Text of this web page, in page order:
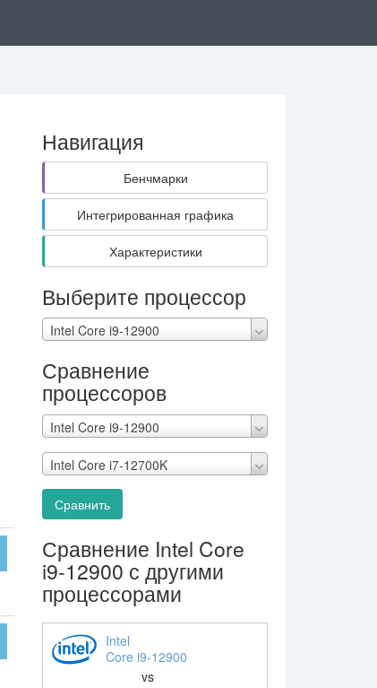
Навигация
Бенчмарки
Интегрированная графика
Характеристики
Выберите процессор
Intel Core i9-12900
Сравнение
процессоров
Intel Core i9-12900
Intel Core i7-12700K
Сравнить
Сравнение Intel Core
i9-12900 с другими
процессорами
Intel
Core i9-12900
vs